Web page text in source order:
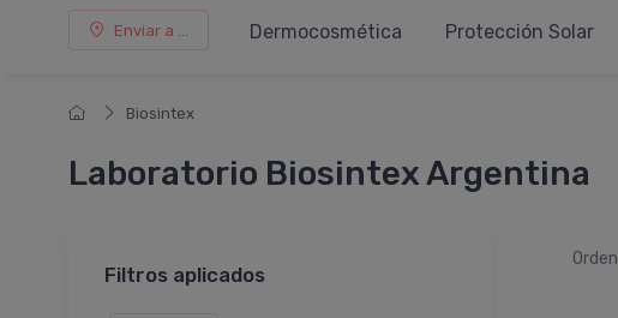
Enviar a ... Dermocosmética Protección Solar
Biosintex
Laboratorio Biosintex Argentina
Filtros aplicados
Orden